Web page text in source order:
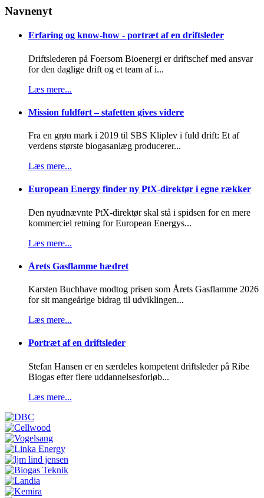
Navnenyt
Erfaring og know-how - portræt af en driftsleder
Driftslederen på Foersom Bioenergi er driftschef med ansvar
for den daglige drift og et team af i...
Læs mere...
Mission fuldført – stafetten gives videre
Fra en grøn mark i 2019 til SBS Kliplev i fuld drift: Et af
verdens største biogasanlæg producerer...
Læs mere...
European Energy finder ny PtX-direktør i egne rækker
Den nyudnævnte PtX-direktør skal stå i spidsen for en mere
kommerciel retning for European Energys...
Læs mere...
Årets Gasflamme hædret
Karsten Buchhave modtog prisen som Årets Gasflamme 2026
for sit mangeårige bidrag til udviklingen...
Læs mere...
Portræt af en driftsleder
Stefan Hansen er en særdeles kompetent driftsleder på Ribe
Biogas efter flere uddannelsesforløb...
Læs mere...